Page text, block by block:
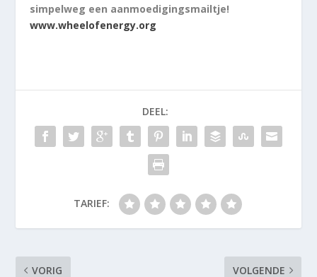
simpelweg een aanmoedigingsmailtje!
www.wheelofenergy.org
DEEL:
TARIEF:
VORIG VOLGENDE